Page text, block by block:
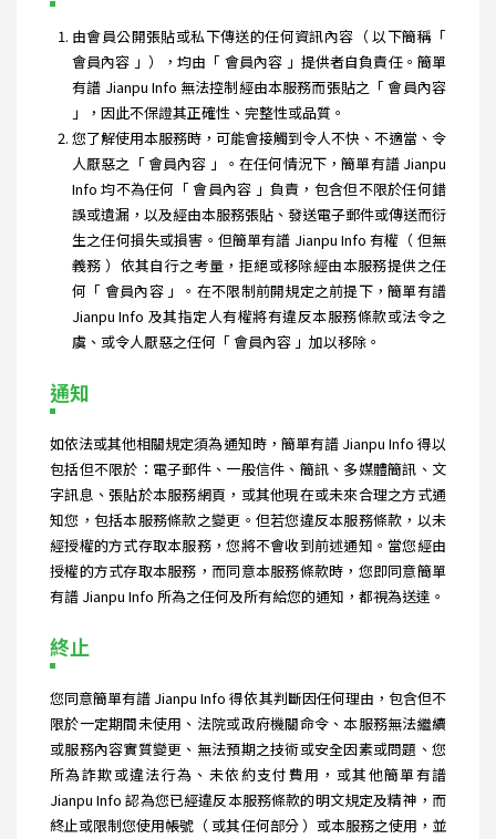
由會員公開張貼或私下傳送的任何資訊內容（ 以下簡稱「
會員內容 」），均由「 會員內容 」提供者自負責任。簡單
有譜 Jianpu Info 無法控制經由本服務而張貼之「 會員內容
」，因此不保證其正確性、完整性或品質。
您了解使用本服務時，可能會接觸到令人不快、不適當、令
人厭惡之「 會員內容 」。在任何情況下，簡單有譜 Jianpu
Info 均不為任何「 會員內容 」負責，包含但不限於任何錯
誤或遺漏，以及經由本服務張貼、發送電子郵件或傳送而衍
生之任何損失或損害。但簡單有譜 Jianpu Info 有權（ 但無
義務 ）依其自行之考量，拒絕或移除經由本服務提供之任
何「 會員內容 」。在不限制前開規定之前提下，簡單有譜
Jianpu Info 及其指定人有權將有違反本服務條款或法令之
虞、或令人厭惡之任何「 會員內容 」加以移除。
通知
如依法或其他相關規定須為通知時，簡單有譜 Jianpu Info 得以
包括但不限於：電子郵件、一般信件、簡訊、多媒體簡訊、文
字訊息、張貼於本服務網頁，或其他現在或未來合理之方式通
知您，包括本服務條款之變更。但若您違反本服務條款，以未
經授權的方式存取本服務，您將不會收到前述通知。當您經由
授權的方式存取本服務，而同意本服務條款時，您即同意簡單
有譜 Jianpu Info 所為之任何及所有給您的通知，都視為送達。
終止
您同意簡單有譜 Jianpu Info 得依其判斷因任何理由，包含但不
限於一定期間未使用、法院或政府機關命令、本服務無法繼續
或服務內容實質變更、無法預期之技術或安全因素或問題、您
所為詐欺或違法行為、未依約支付費用，或其他簡單有譜
Jianpu Info 認為您已經違反本服務條款的明文規定及精神，而
終止或限制您使用帳號（ 或其任何部分 ）或本服務之使用，並